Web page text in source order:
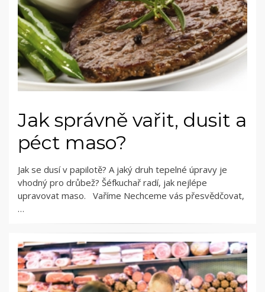
Jak správně vařit, dusit a
péct maso?
Jak se dusí v papilotě? A jaký druh tepelné úpravy je
vhodný pro drůbež? Šéfkuchař radí, jak nejlépe
upravovat maso. Vaříme Nechceme vás přesvědčovat,
…